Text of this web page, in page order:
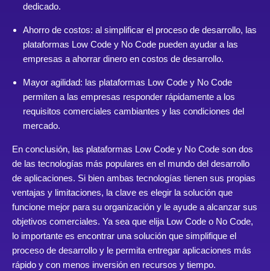
dedicado.
Ahorro de costos: al simplificar el proceso de desarrollo, las
plataformas Low Code y No Code pueden ayudar a las
empresas a ahorrar dinero en costos de desarrollo.
Mayor agilidad: las plataformas Low Code y No Code
permiten a las empresas responder rápidamente a los
requisitos comerciales cambiantes y las condiciones del
mercado.
En conclusión, las plataformas Low Code y No Code son dos
de las tecnologías más populares en el mundo del desarrollo
de aplicaciones. Si bien ambas tecnologías tienen sus propias
ventajas y limitaciones, la clave es elegir la solución que
funcione mejor para su organización y le ayude a alcanzar sus
objetivos comerciales. Ya sea que elija Low Code o No Code,
lo importante es encontrar una solución que simplifique el
proceso de desarrollo y le permita entregar aplicaciones más
rápido y con menos inversión en recursos y tiempo.